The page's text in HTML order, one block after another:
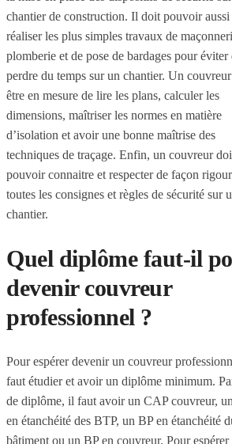
chantier de construction. Il doit pouvoir aussi
réaliser les plus simples travaux de
plomberie et de pose de bardages pour éviter
perdre du temps sur un chantier. Un
être en mesure de lire les plans, calculer les
dimensions, maîtriser les normes en matière
d’isolation et avoir une bonne maîtrise des
techniques de traçage. Enfin, un couvreur
pouvoir connaitre et respecter de façon
toutes les consignes et règles de sécurité sur
chantier.
Quel diplôme faut-il
devenir couvreur
professionnel ?
Pour espérer devenir un couvreur
faut étudier et avoir un diplôme minimum.
de diplôme, il faut avoir un CAP couvreur,
en étanchéité des BTP, un BP en étanchéité
bâtiment ou un BP en couvreur. Pour espérer